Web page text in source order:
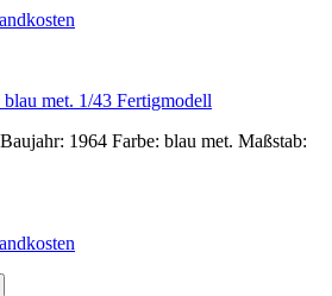
met. 1/43 Fertigmodell
1964 Farbe: blau met. Maßstab: